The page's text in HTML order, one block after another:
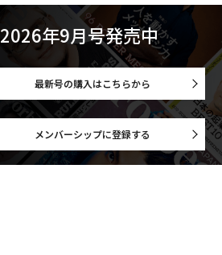
2026年9月号発売中
最新号の購入はこちらから
メンバーシップに登録する